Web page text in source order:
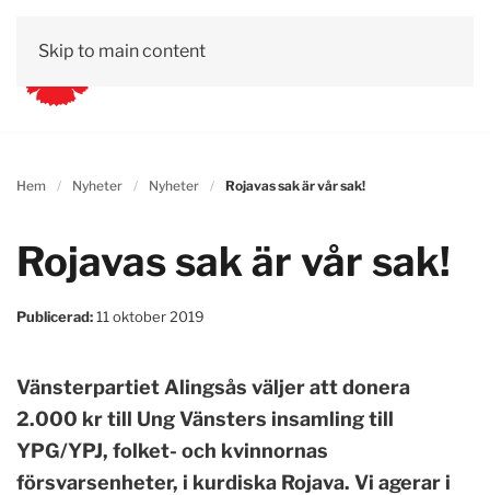
Skip to main content
Hem Nyheter Nyheter Rojavas sak är vår sak!
Rojavas sak är vår sak!
Publicerad:11 oktober 2019
Vänsterpartiet Alingsås väljer att donera
2.000 kr till Ung Vänsters insamling till
YPG/YPJ, folket- och kvinnornas
försvarsenheter, i kurdiska Rojava. Vi agerar i